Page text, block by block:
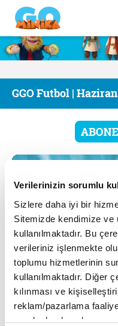
Verilerinizin sorumlu
Sizlere daha iyi bir
Sitemizde kendimize
kullanılmaktadır. Bu
verileriniz işlenmekte
toplumu hizmetlerinin
kullanılmaktadır. Diğer
kılınması ve
reklam/pazarlama
sınırlı olarak açık
GGO Futbol |
GGO Futbol |